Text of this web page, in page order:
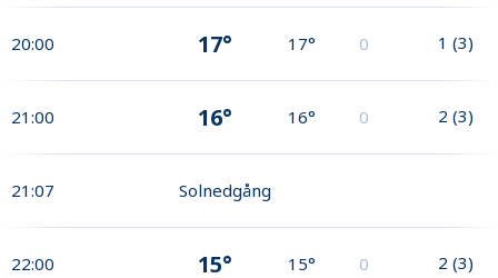
20:00 17° 17° 0 1 (3)
21:00 16° 16° 0 2 (3)
21:07 Solnedgång
22:00 15° 15° 0 2 (3)